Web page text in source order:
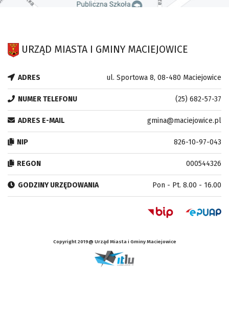
URZĄD MIASTA I GMINY MACIEJOWICE
ADRES ul. Sportowa 8, 08-480 Maciejowice
NUMER TELEFONU (25) 682-57-37
ADRES E-MAIL gmina@maciejowice.pl
NIP 826-10-97-043
REGON 000544326
GODZINY URZĘDOWANIA Pon - Pt. 8.00 - 16.00
Copyright 2019@ Urząd Miasta i Gminy Maciejowice